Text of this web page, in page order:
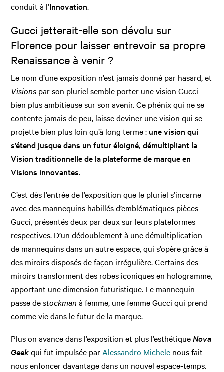
conduit à l’Innovation.
Gucci jetterait-elle son dévolu sur
Florence pour laisser entrevoir sa propre
Renaissance à venir ?
Le nom d’une exposition n’est jamais donné par hasard, et
Visions par son pluriel semble porter une vision Gucci
bien plus ambitieuse sur son avenir. Ce phénix qui ne se
contente jamais de peu, laisse deviner une vision qui se
projette bien plus loin qu’à long terme : une vision qui
s’étend jusque dans un futur éloigné, démultipliant la
Vision traditionnelle de la plateforme de marque en
Visions innovantes.
C’est dès l’entrée de l’exposition que le pluriel s’incarne
avec des mannequins habillés d’emblématiques pièces
Gucci, présentés deux par deux sur leurs plateformes
respectives. D’un dédoublement à une démultiplication
de mannequins dans un autre espace, qui s’opère grâce à
des miroirs disposés de façon irrégulière. Certains des
miroirs transforment des robes iconiques en hologramme,
apportant une dimension futuristique. Le mannequin
passe destockman à femme, une femme Gucci qui prend
comme vie dans le futur de la marque.
Plus on avance dans l’exposition et plus l’esthétiqueNova
Geekqui fut impulsée par Alessandro Michele nous fait
nous enfoncer davantage dans un nouvel espace-temps.